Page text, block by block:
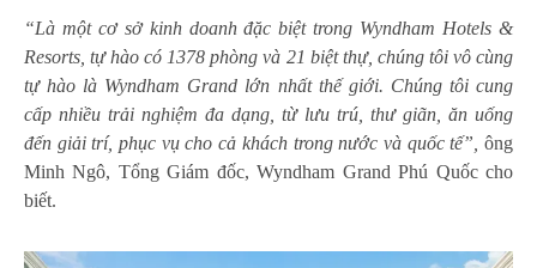
“Là một cơ sở kinh doanh đặc biệt trong Wyndham Hotels &
Resorts, tự hào có 1378 phòng và 21 biệt thự, chúng tôi vô cùng
tự hào là Wyndham Grand lớn nhất thế giới. Chúng tôi cung
cấp nhiều trải nghiệm đa dạng, từ lưu trú, thư giãn, ăn uống
đến giải trí, phục vụ cho cả khách trong nước và quốc tế”, ông
Minh Ngô, Tổng Giám đốc, Wyndham Grand Phú Quốc cho
biết.